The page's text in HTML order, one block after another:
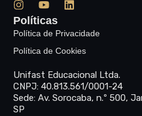
Políticas
Política de Privacidade
Política de Cookies
Unifast Educacional Ltda.
CNPJ: 40.813.561/0001-24
Sede: Av. Sorocaba, n.º 500,
SP